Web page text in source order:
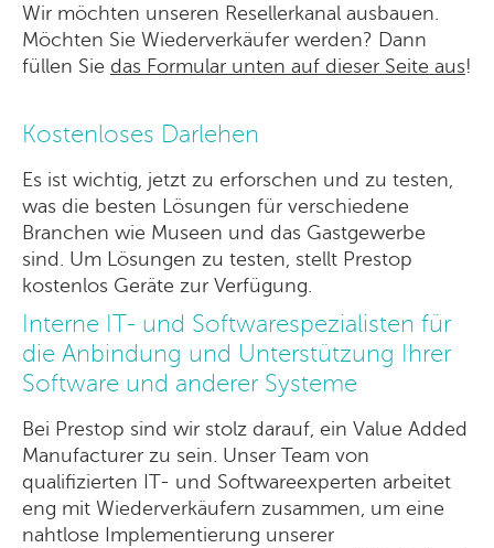
Wir möchten unseren Resellerkanal ausbauen.
Möchten Sie Wiederverkäufer werden? Dann
füllen Sie das Formular unten auf dieser Seite aus!
Kostenloses Darlehen
Es ist wichtig, jetzt zu erforschen und zu testen,
was die besten Lösungen für verschiedene
Branchen wie Museen und das Gastgewerbe
sind. Um Lösungen zu testen, stellt Prestop
kostenlos Geräte zur Verfügung.
Interne IT- und Softwarespezialisten für
die Anbindung und Unterstützung Ihrer
Software und anderer Systeme
Bei Prestop sind wir stolz darauf, ein Value Added
Manufacturer zu sein. Unser Team von
qualifizierten IT- und Softwareexperten arbeitet
eng mit Wiederverkäufern zusammen, um eine
nahtlose Implementierung unserer